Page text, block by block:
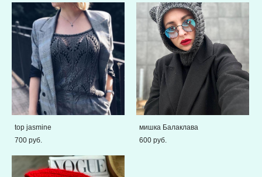
top jasmine
700 pуб.
мишка Балаклава
600 pуб.